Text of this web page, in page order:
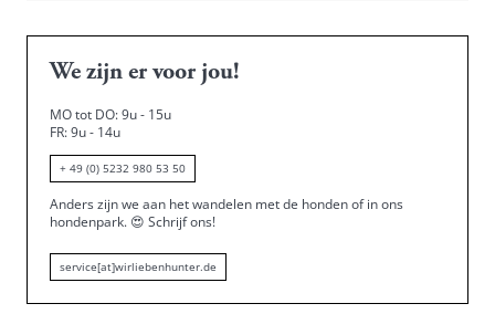
We zijn er voor jou!
MO tot DO: 9u - 15u
FR: 9u - 14u
+ 49 (0) 5232 980 53 50
Anders zijn we aan het wandelen met de honden of in ons
hondenpark. 😍 Schrijf ons!
service[at]wirliebenhunter.de